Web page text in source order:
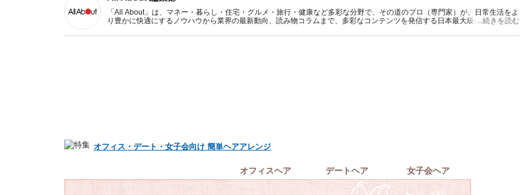
「All About」は、マネー・暮らし・住宅・グルメ・旅行・健康など多彩な分野で、その道のプロ（専門家）が、日常生活をよ
り豊かに快適にするノウハウから業界の最新動向、読み物コラムまで、多彩なコンテンツを発信する日本最大級の総合情報サ
...続きを読む
オフィス・デート・女子会向け 簡単ヘアアレンジ
オフィスヘア デートヘア 女子会ヘア